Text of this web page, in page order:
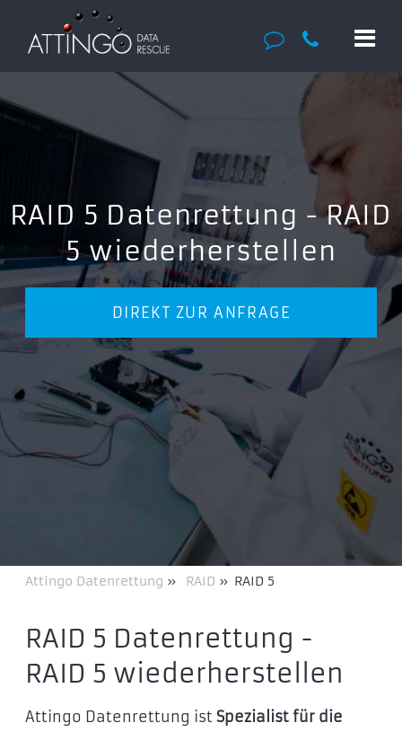
RAID 5 Datenrettung - RAID
5 wiederherstellen
DIREKT ZUR ANFRAGE
Attingo Datenrettung » RAID » RAID 5
RAID 5 Datenrettung -
RAID 5 wiederherstellen
Attingo Datenrettung ist Spezialist für die